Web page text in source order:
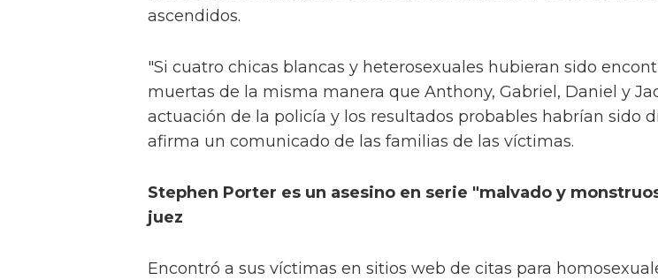
ascendidos.
"Si cuatro chicas blancas y heterosexuales hubieran sido
muertas de la misma manera que Anthony, Gabriel, Daniel y
actuación de la policía y los resultados probables habrían sido
afirma un comunicado de las familias de las víctimas.
Stephen Porter es un asesino en serie "malvado y
juez
Encontró a sus víctimas en sitios web de citas para